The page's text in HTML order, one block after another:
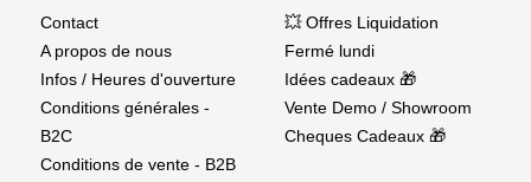
Contact
A propos de nous
Infos / Heures d'ouverture
Conditions générales -
B2C
Conditions de vente - B2B
💥 Offres Liquidation
Fermé lundi
Idées cadeaux 🎁
Vente Demo / Showroom
Cheques Cadeaux 🎁